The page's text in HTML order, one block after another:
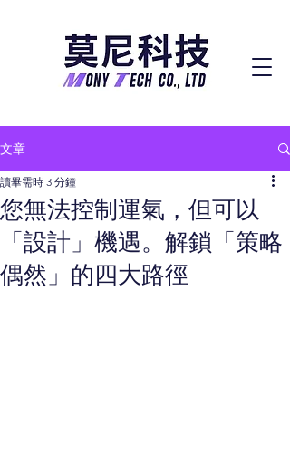
文章
您無法控制運氣，但可以
「設計」機遇。解鎖「策略
偶然」的四大路徑
讀畢需時 3 分鐘